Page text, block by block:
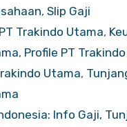
, Slip Gaji
Trakindo Utama,
, Profile PT
Utama,
Info Gaji,